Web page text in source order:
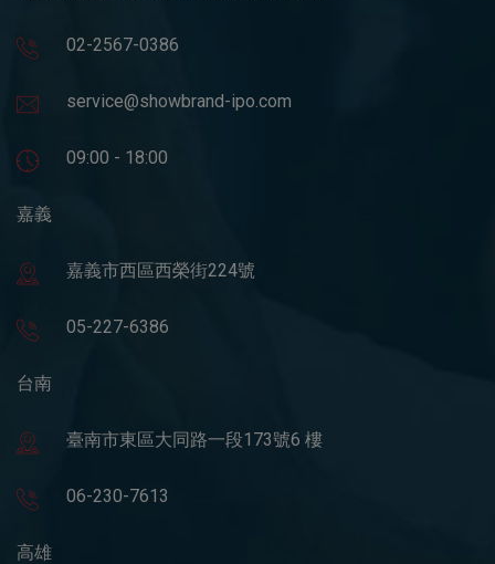
02-2567-0386
service@showbrand-ipo.com
09:00 - 18:00
嘉義
嘉義市西區西榮街224號
05-227-6386
台南
臺南市東區大同路一段173號6 樓
06-230-7613
高雄